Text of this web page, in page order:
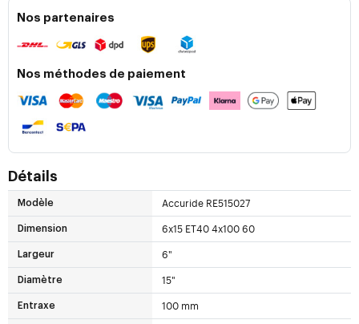
Nos partenaires
Nos méthodes de paiement
Détails
Modèle Accuride RE515027
Dimension 6x15 ET40 4x100 60
Largeur 6"
Diamètre 15"
Entraxe 100 mm